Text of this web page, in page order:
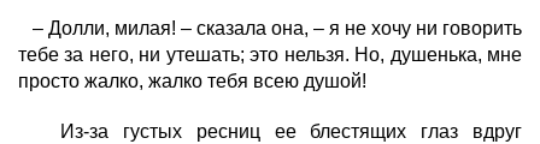
– Долли, милая! – сказала она, – я не хочу ни говорить
тебе за него, ни утешать; это нельзя. Но, душенька, мне
просто жалко, жалко тебя всею душой!
Из-за густых ресниц ее блестящих глаз вдруг